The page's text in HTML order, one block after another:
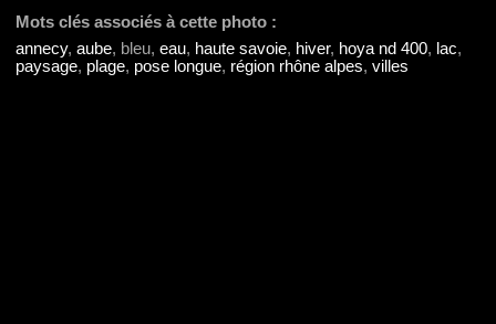
Mots clés associés à cette photo :
annecy, aube, bleu, eau, haute savoie, hiver, hoya nd 400, lac,
paysage, plage, pose longue, région rhône alpes, villes